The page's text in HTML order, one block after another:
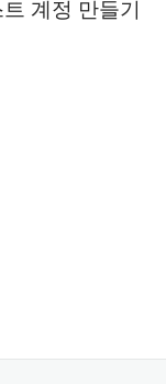
계정 만들기